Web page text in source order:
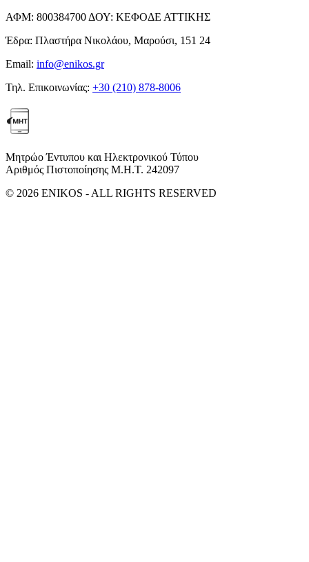
ΑΦΜ: 800384700 ΔΟΥ: ΚΕΦΟΔΕ ΑΤΤΙΚΗΣ
Έδρα: Πλαστήρα Νικολάου, Μαρούσι, 151 24
Email: info@enikos.gr
Τηλ. Επικοινωνίας: +30 (210) 878-8006
Μητρώο Έντυπου και Ηλεκτρονικού Τύπου
Αριθμός Πιστοποίησης Μ.Η.Τ. 242097
© 2026 ENIKOS - ALL RIGHTS RESERVED